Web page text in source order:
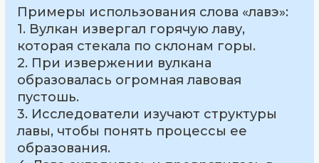
Примеры использования слова «лавэ»:
1. Вулкан извергал горячую лаву,
которая стекала по склонам горы.
2. При извержении вулкана
образовалась огромная лавовая
пустошь.
3. Исследователи изучают структуры
лавы, чтобы понять процессы ее
образования.